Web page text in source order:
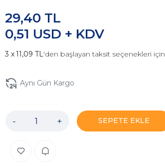
0,51 USD + KDV
29,40 TL
11,09 TL'den başlayan taksit seçenekleri için
Aynı Gün Kargo
- + SEPETE EKLE